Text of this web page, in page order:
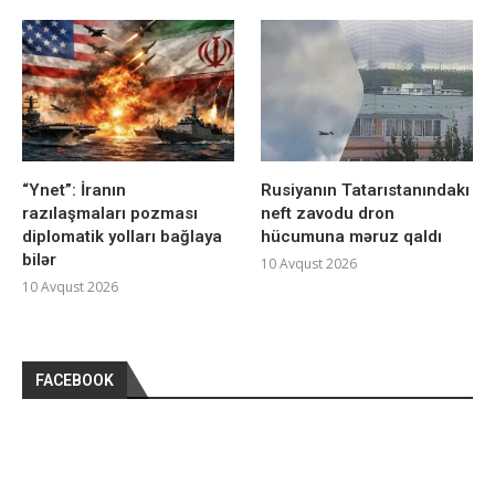
“Ynet”: İranın
razılaşmaları pozması
diplomatik yolları bağlaya
bilər
10 Avqust 2026
Rusiyanın Tatarıstanındakı
neft zavodu dron
hücumuna məruz qaldı
10 Avqust 2026
FACEBOOK